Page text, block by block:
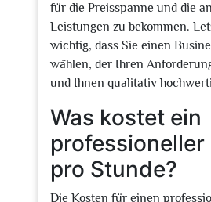
für die Preisspanne und die
Leistungen zu bekommen.
wichtig, dass Sie einen
wählen, der Ihren
und Ihnen qualitativ
Was kostet ein
pro Stunde?
Die Kosten für einen